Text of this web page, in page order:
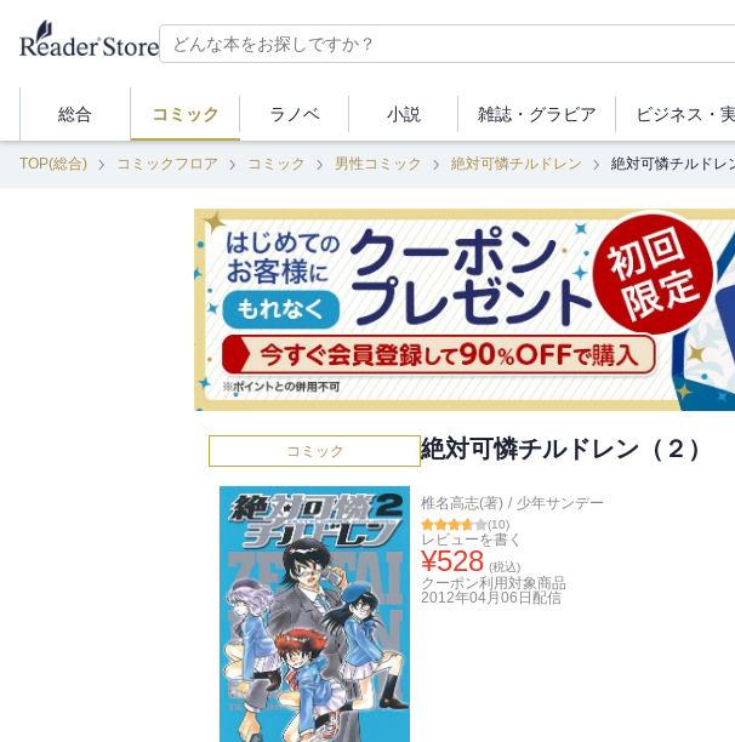
総合 コミック ラノベ 小説 雑誌・ グラビア ビジネス ・
TOP(総合) コミックフロア コミック 男性コミック 絶対可憐チルドレン 絶対可憐チルドレ
コミック 絶対可憐チルドレン（２）
椎名高志(著) / 少年サンデー
(10)
レビューを書く
¥528 (税込)
クーポン利用対象商品
2012年04月06日 配信